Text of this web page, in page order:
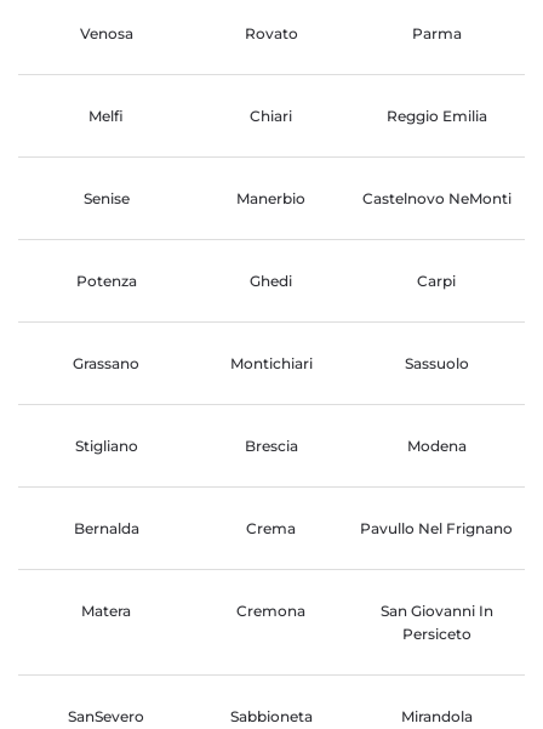
Venosa Rovato Parma
Melfi Chiari Reggio Emilia
Senise Manerbio Castelnovo NeMonti
Potenza Ghedi Carpi
Grassano Montichiari Sassuolo
Stigliano Brescia Modena
Bernalda Crema Pavullo Nel Frignano
Matera Cremona
San Giovanni In
Persiceto
SanSevero Sabbioneta Mirandola